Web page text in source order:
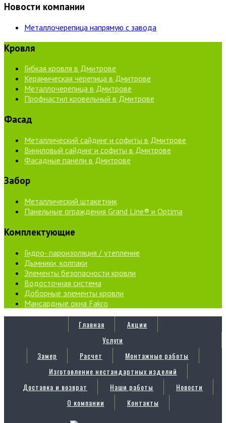
Новости компании
Металлочерепица напрямую с завода
Кровля
Гибкая кровля в Дмитрове
Керамическая черепица в Дмитрове
Металлочерепица в Дмитрове
Профнастил кровельный в Дмитрове
Фасад
Металлический сайдинг и софиты в Дмитрове
Виниловый сайдинг и софиты в Дмитрове
Фасадные панели в Дмитрове
Забор
Металлический штакетник
Панельные ограждения Grand Line® и Optima
Комплектующие
Гидро- пароизоляция / утепление
Дымники, колпаки
Элементы безопасности кровли
Водосточная система
Доборные элементы кровли
Мансардные окна Fakro
Главная
Акции
Услуги
Замер
Расчет
Монтажные работы
Изготовление нестандартных изделий
Доставка и возврат
Наши работы
Новости
О компании
Контакты